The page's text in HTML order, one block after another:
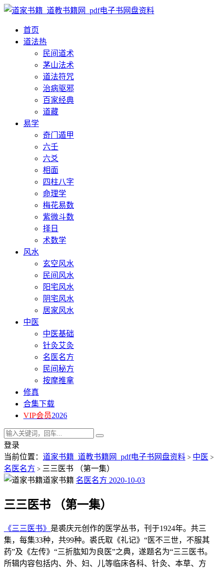
首页
道法热
民间道术
茅山法术
道法符咒
治病驱邪
百家经典
道藏
易学
奇门遁甲
六壬
六爻
相面
四柱八字
命理学
梅花易数
紫微斗数
择日
术数学
风水
玄空风水
民间风水
阳宅风水
阴宅风水
居家风水
中医
中医基础
针灸艾灸
名医名方
民间秘方
按摩推拿
修真
合集下载
VIP会员2026
登录
当前位置： 道家书籍_道教书籍网_pdf电子书网盘资料 > 中医 >
名医名方 > 三三医书 （第一集）
道家书籍 名医名方 2020-10-03
三三医书 （第一集）
《三三医书》 是裘庆元创作的医学丛书，刊于1924年。共三
集，每集33种，共99种。裘氏取《礼记》“医不三世，不服其
药”及《左传》“三折肱知为良医”之典，遂题名为“三三医书。
所辑内容包括内、外、妇、儿等临床各科、针灸、本草、方